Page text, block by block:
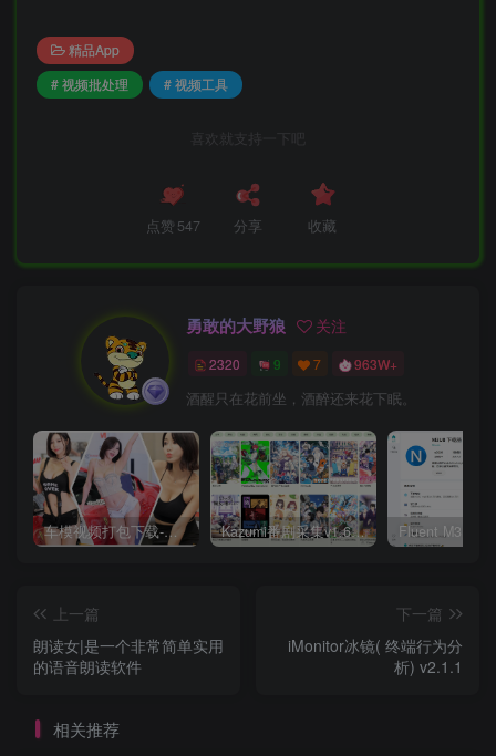
精品App
# 视频批处理
# 视频工具
喜欢就支持一下吧
点赞 547 分享 收藏
勇敢的大野狼 关注
2320 9 7 963W+
酒醒只在花前坐，酒醉还来花下眠。
车模视频打包下载-高清无水印版 Kazumi番剧采集v1.6.9：支持自定义规则+在线观看+弹幕，跨平台下载
上一篇
朗读女|是一个非常简单实用
的语音朗读软件
下一篇
iMonitor冰镜( 终端行为分
析) v2.1.1
相关推荐